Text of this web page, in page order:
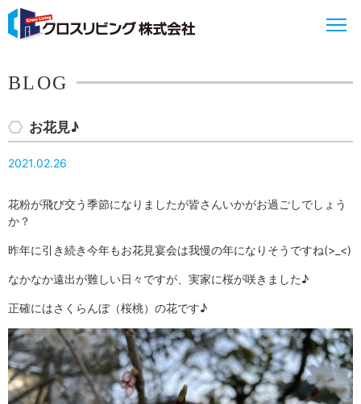
BLOG
お花見♪
2021.02.26
花粉が飛び交う季節になりましたが皆さんいかがお過ごしでしょう
か？
昨年に引き続き今年もお花見宴会は我慢の年になりそうですね(>_<)
なかなか遠出が難しい日々ですが、実家に桜が咲きました♪
正確にはさくらんぼ（桜桃）の花です♪